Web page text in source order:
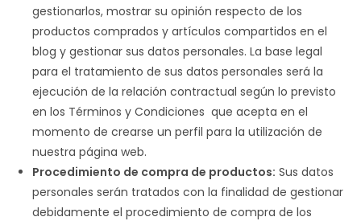
gestionarlos, mostrar su opinión respecto de los
productos comprados y artículos compartidos en el
blog y gestionar sus datos personales. La base legal
para el tratamiento de sus datos personales será la
ejecución de la relación contractual según lo previsto
en los Términos y Condiciones que acepta en el
momento de crearse un perfil para la utilización de
nuestra página web.
Procedimiento de compra de productos: Sus datos
personales serán tratados con la finalidad de gestionar
debidamente el procedimiento de compra de los